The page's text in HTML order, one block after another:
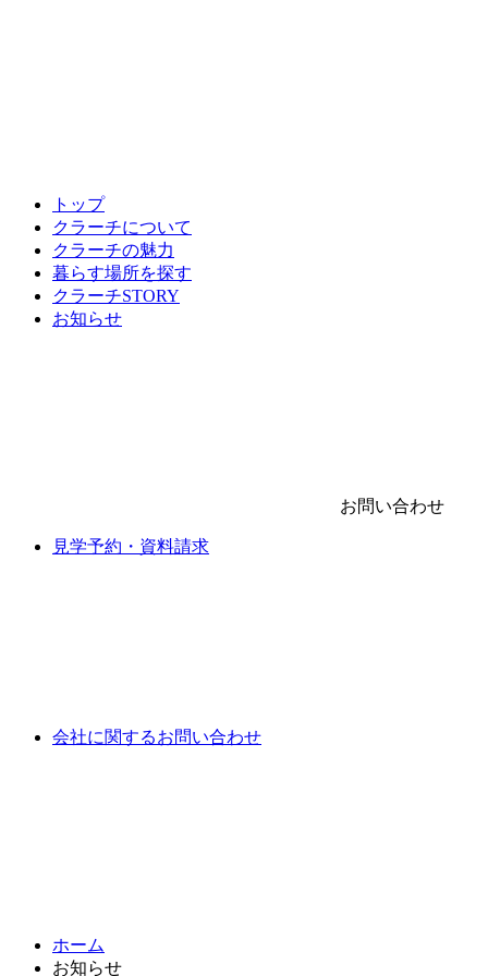
トップ
クラーチについて
クラーチの魅力
暮らす場所を探す
クラーチSTORY
お知らせ
お問い合わせ
見学予約・資料請求
会社に関するお問い合わせ
ホーム
お知らせ